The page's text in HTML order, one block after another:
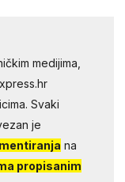
medijima,
Svaki
je
na
propisanim